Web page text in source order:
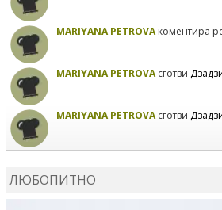
MARIYANA PETROVAкоментира
MARIYANA PETROVAсготви
MARIYANA PETROVAсготви
ЛЮБОПИТНО